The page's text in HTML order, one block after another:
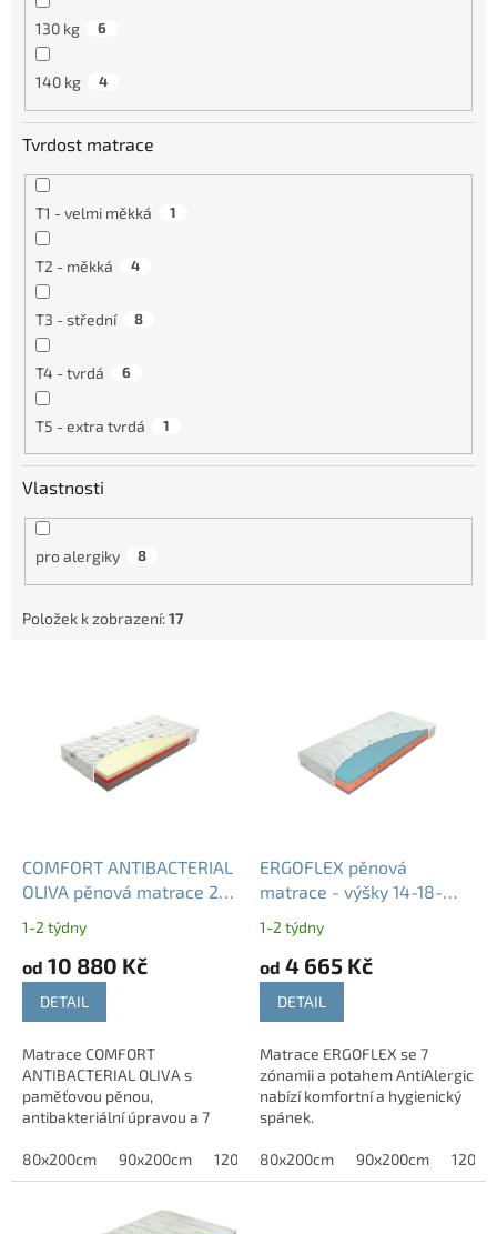
130 kg 6
140 kg 4
Tvrdost matrace
T1 - velmi měkká 1
T2 - měkká 4
T3 - střední 8
T4 - tvrdá 6
T5 - extra tvrdá 1
Vlastnosti
pro alergiky 8
Položek k zobrazení:17
COMFORT ANTIBACTERIAL
OLIVA pěnová matrace 22
1-2 týdny
od 10 880 Kč
DETAIL
Matrace COMFORT
ANTIBACTERIAL OLIVA s
paměťovou pěnou,
antibakteriální úpravou a 7
hygienický spánek.
80x200cm 90x200cm 120x200cm 140x200cm
ERGOFLEX pěnová
matrace - výšky 14-18-
1-2 týdny
od 4 665 Kč
DETAIL
Matrace ERGOFLEX se 7
zónamii a potahem AntiAlergic
nabízí komfortní a hygienický
spánek.
80x200cm 90x200cm